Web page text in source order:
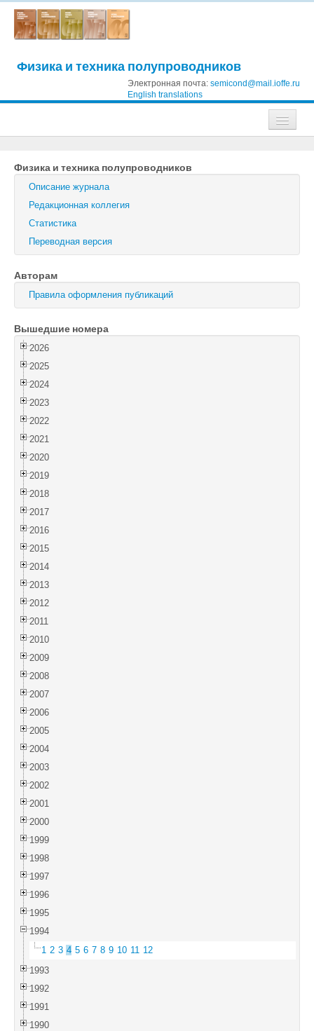
Физика и техника полупроводников
Электронная почта: semicond@mail.ioffe.ru
English translations
Журнал технической физики
Письма в Журнал технической физики
Физика твердого тела
Физика и техника полупроводников
Оптика и спектроскопия
Поиск
Войти
Физика и техника полупроводников
Описание журнала
Редакционная коллегия
Статистика
Переводная версия
Авторам
Правила оформления публикаций
Вышедшие номера
2026
2025
2024
2023
2022
2021
2020
2019
2018
2017
2016
2015
2014
2013
2012
2011
2010
2009
2008
2007
2006
2005
2004
2003
2002
2001
2000
1999
1998
1997
1996
1995
1994
1 2 3 4 5 6 7 8 9 10 11 12
1993
1992
1991
1990